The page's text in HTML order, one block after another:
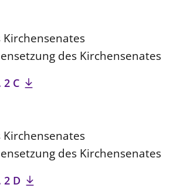
Kirchensenates
des Kirchensenates
C
Kirchensenates
des Kirchensenates
D